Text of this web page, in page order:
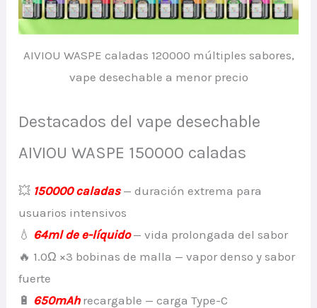
AIVIOU WASPE caladas 120000 múltiples sabores,
vape desechable a menor precio
Destacados del vape desechable
AIVIOU WASPE 150000 caladas
💥 150000 caladas— duración extrema para
usuarios intensivos
💧 64ml de e-líquido— vida prolongada del sabor
🔥 1.0Ω ×3 bobinas de malla — vapor denso y sabor
fuerte
🔋 650mAhrecargable — carga Type-C